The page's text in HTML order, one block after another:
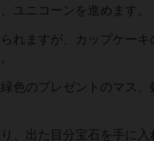
ユニコーンを進めます。
れますが、カップケーキ
色のプレゼントのマス、
、出た目分宝石を手に入